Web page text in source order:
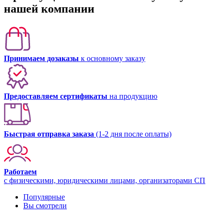
нашей компании
Принимаем дозаказы к основному заказу
Предоставляем сертификаты на продукцию
Быстрая отправка заказа (1-2 дня после оплаты)
Работаем
с физическими, юридическими лицами, организаторами СП
Популярные
Вы смотрели